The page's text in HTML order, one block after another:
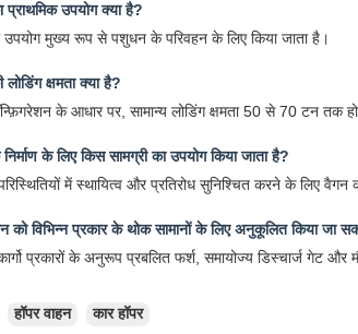
उपयोग क्या है?
मुख्य रूप से पशुधन के परिवहन के लिए किया जाता है।
क्षमता क्या है?
के आधार पर, सामान्य लोडिंग क्षमता 50 से 70 टन तक
के लिए किस सामग्री का उपयोग किया जाता है?
में स्थायित्व और प्रतिरोध सुनिश्चित करने के लिए
विभिन्न प्रकार के थोक सामानों के लिए अनुकूलित किया जा
प्रकारों के अनुरूप प्रबलित फर्श, समायोज्य डिस्चार्ज गेट
हॉपर वाहन कार हॉपर